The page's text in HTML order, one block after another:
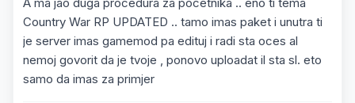
Country War RP UPDATED .. tamo imas paket i unutra ti
je server imas gamemod pa edituj i radi sta oces al
nemoj govorit da je tvoje , ponovo uploadat il sta sl. eto
samo da imas za primjer